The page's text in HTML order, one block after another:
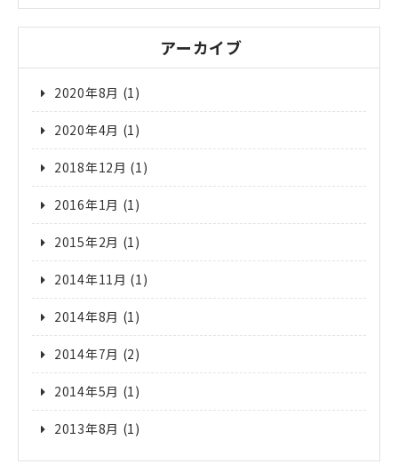
アーカイブ
2020年8月 (1)
2020年4月 (1)
2018年12月 (1)
2016年1月 (1)
2015年2月 (1)
2014年11月 (1)
2014年8月 (1)
2014年7月 (2)
2014年5月 (1)
2013年8月 (1)